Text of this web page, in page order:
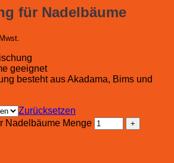
für Nadelbäume
geeignet
besteht aus Akadama, Bims und
Zurücksetzen
Nadelbäume Menge